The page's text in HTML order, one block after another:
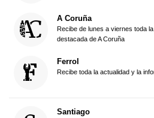
A Coruña
Recibe de lunes a viernes toda
destacada de A Coruña
Ferrol
Recibe toda la actualidad y la
Santiago